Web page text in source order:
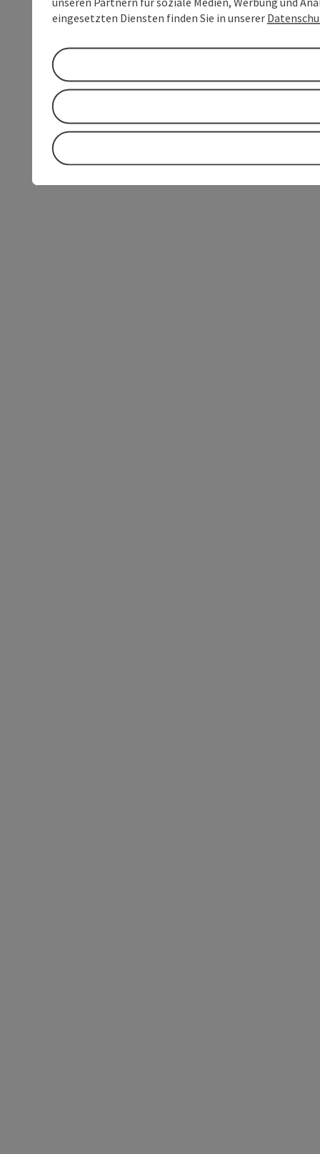
eingesetzten Diensten finden Sie in unserer